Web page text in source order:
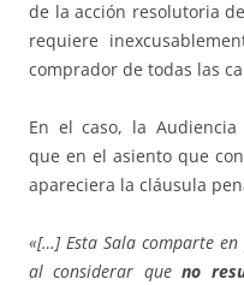
de la acción resolutoria
requiere
comprador de todas las
En el caso, la
que en el asiento que
apareciera la cláusula
«[…] Esta Sala comparte
al considerar queno